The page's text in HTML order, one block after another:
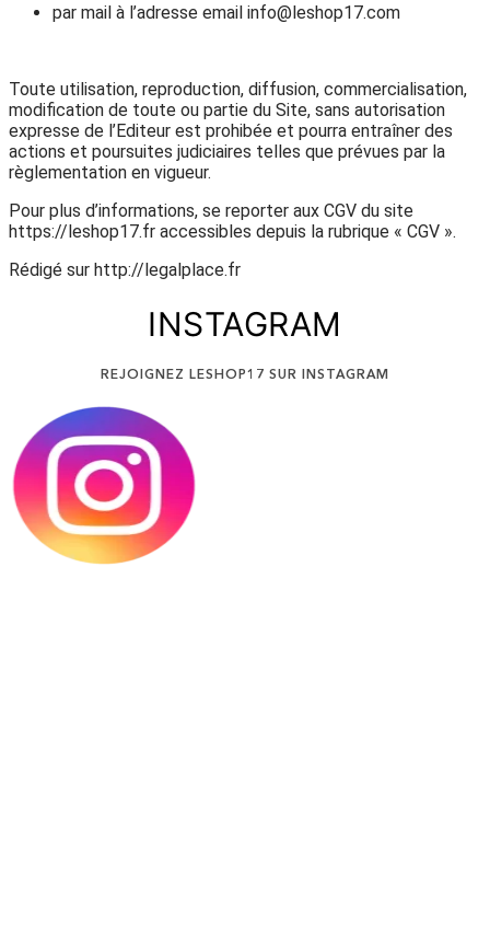
par mail à l’adresse email info@leshop17.com
Toute utilisation, reproduction, diffusion, commercialisation,
modification de toute ou partie du Site, sans autorisation
expresse de l’Editeur est prohibée et pourra entraîner des
actions et poursuites judiciaires telles que prévues par la
règlementation en vigueur.
Pour plus d’informations, se reporter aux CGV du site
https://leshop17.fr accessibles depuis la rubrique « CGV ».
Rédigé sur http://legalplace.fr
INSTAGRAM
REJOIGNEZ LESHOP17 SUR INSTAGRAM